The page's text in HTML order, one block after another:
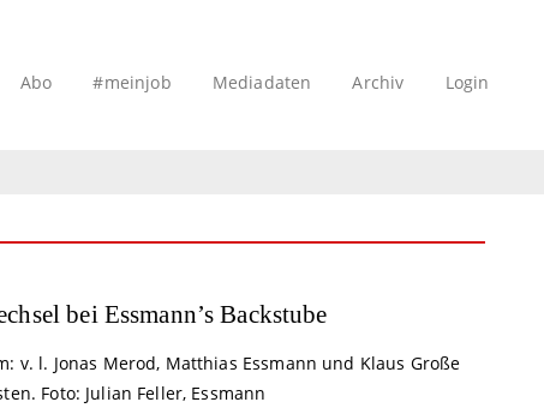
Abo #meinjob Mediadaten Archiv Login
bei Essmann’s Backstube
v. l. Jonas Merod, Matthias Essmann und Klaus Große
Foto: Julian Feller, Essmann